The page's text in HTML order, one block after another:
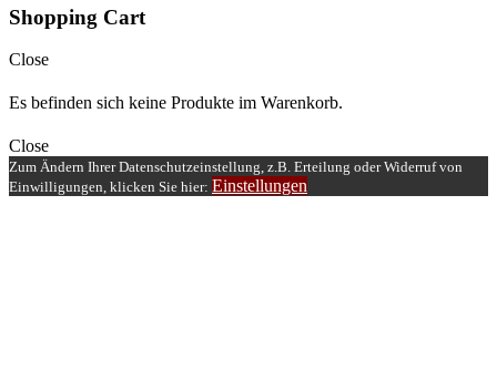
Shopping Cart
Close
Es befinden sich keine Produkte im Warenkorb.
Close
Zum Ändern Ihrer Datenschutzeinstellung, z.B. Erteilung oder Widerruf von
Einwilligungen, klicken Sie hier: Einstellungen